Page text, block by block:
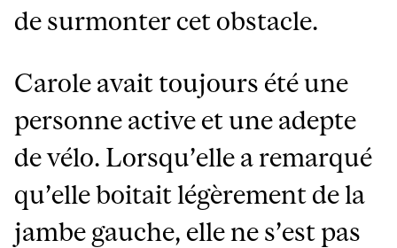
de surmonter cet obstacle.
Carole avait toujours été une
personne active et une adepte
de vélo. Lorsqu’elle a remarqué
qu’elle boitait légèrement de la
jambe gauche, elle ne s’est pas